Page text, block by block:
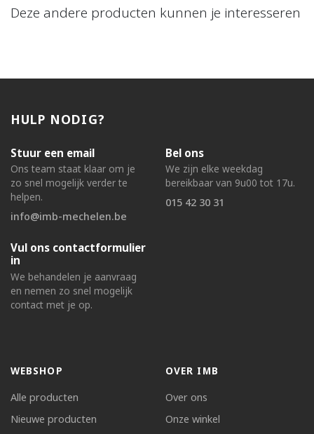
Deze andere producten kunnen je interesseren
HULP NODIG?
Stuur een email
Ons team staat klaar om je
zo snel mogelijk verder te
helpen.
info@imb-mechelen.be
Bel ons
We zijn elke weekdag
bereikbaar van 9u00 tot 17u.
015 42 30 31
Vul ons contactformulier
in
We behandelen je aanvraag
en nemen zo snel mogelijk
contact met je op.
WEBSHOP
Alle producten
Nieuwe producten
OVER IMB
Over ons
Onze winkel